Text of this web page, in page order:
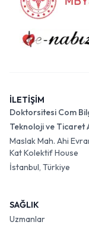
İLETİŞİM
Doktorsitesi Com
Teknoloji ve Ticaret
Maslak Mah. Ahi
Kat Kolektif House
İstanbul, Türkiye
SAĞLIK
Uzmanlar